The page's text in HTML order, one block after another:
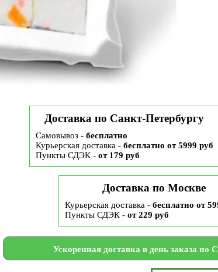
Доставка по Санкт-Петербургу
Самовывоз - бесплатно
Курьерская доставка - бесплатно от 5999 руб
Пункты СДЭК - от 179 руб
Доставка по Москве
Курьерская доставка - бесплатно от
Пункты СДЭК - от 229 руб
Ускоренная доставка в день заказа по